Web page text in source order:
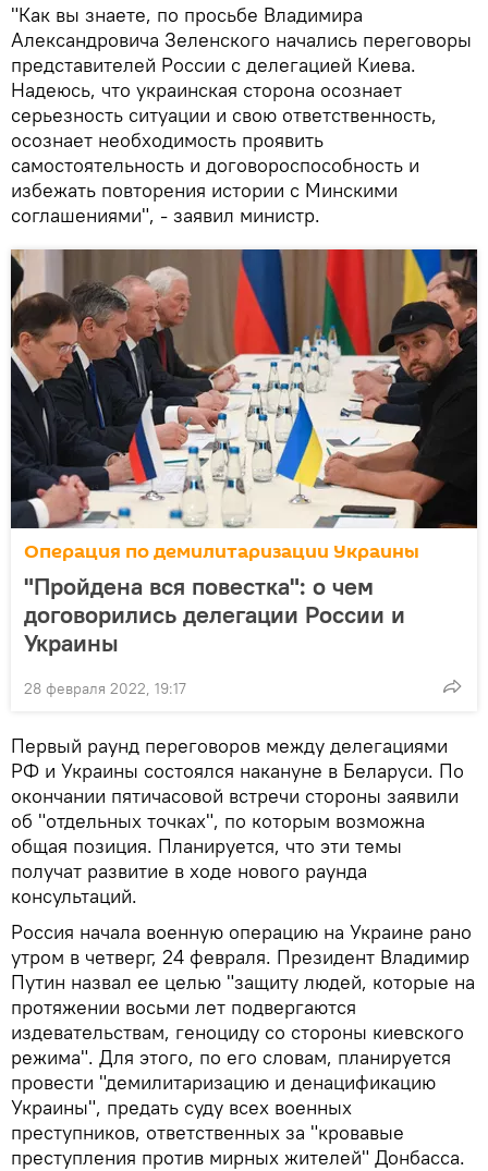
"Как вы знаете, по просьбе Владимира
Александровича Зеленского начались переговоры
представителей России с делегацией Киева.
Надеюсь, что украинская сторона осознает
серьезность ситуации и свою ответственность,
осознает необходимость проявить
самостоятельность и договороспособность и
избежать повторения истории с Минскими
соглашениями", - заявил министр.
Операция по демилитаризации Украины
"Пройдена вся повестка": о чем
договорились делегации России и
Украины
28 февраля 2022, 19:17
Первый раунд переговоров между делегациями
РФ и Украины состоялся накануне в Беларуси. По
окончании пятичасовой встречи стороны заявили
об "отдельных точках", по которым возможна
общая позиция. Планируется, что эти темы
получат развитие в ходе нового раунда
консультаций.
Россия начала военную операцию на Украине рано
утром в четверг, 24 февраля. Президент Владимир
Путин назвал ее целью "защиту людей, которые на
протяжении восьми лет подвергаются
издевательствам, геноциду со стороны киевского
режима". Для этого, по его словам, планируется
провести "демилитаризацию и денацификацию
Украины", предать суду всех военных
преступников, ответственных за "кровавые
преступления против мирных жителей" Донбасса.